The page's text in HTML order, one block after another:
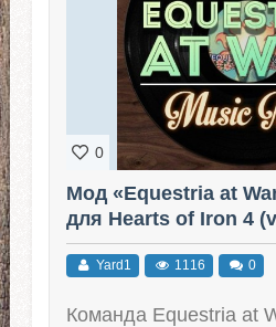
0
Мод «Equestria at
для Hearts of Iron 4
Yard1 1116 0
Команда Equestria at